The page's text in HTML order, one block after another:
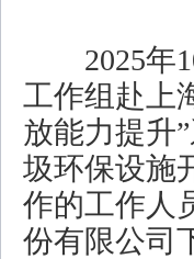
2025年10
工作组赴上
放能力提升
圾环保设施
作的工作人
份有限公司